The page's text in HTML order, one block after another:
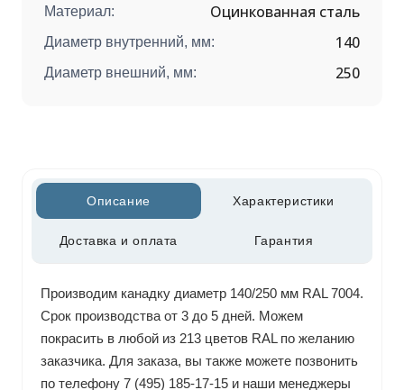
Материал: Оцинкованная сталь
Диаметр внутренний, мм: 140
Диаметр внешний, мм: 250
Описание Характеристики
Доставка и оплата Гарантия
Производим канадку диаметр 140/250 мм RAL 7004.
Срок производства от 3 до 5 дней. Можем
покрасить в любой из 213 цветов RAL по желанию
заказчика. Для заказа, вы также можете позвонить
по телефону 7 (495) 185-17-15 и наши менеджеры